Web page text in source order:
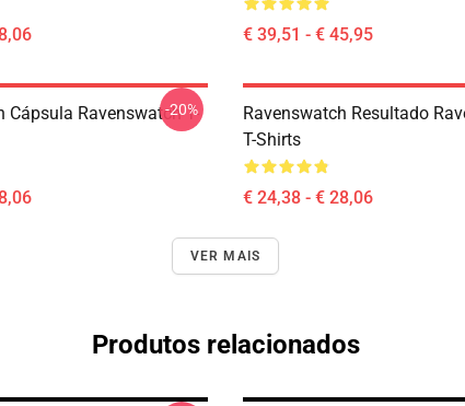
€ 39,51 - € 45,95
Cápsula Ravenswatch T-
-20%
Ravenswatch Resultado
T-Shirts
€ 24,38 - € 28,06
VER MAIS
Produtos relacionados